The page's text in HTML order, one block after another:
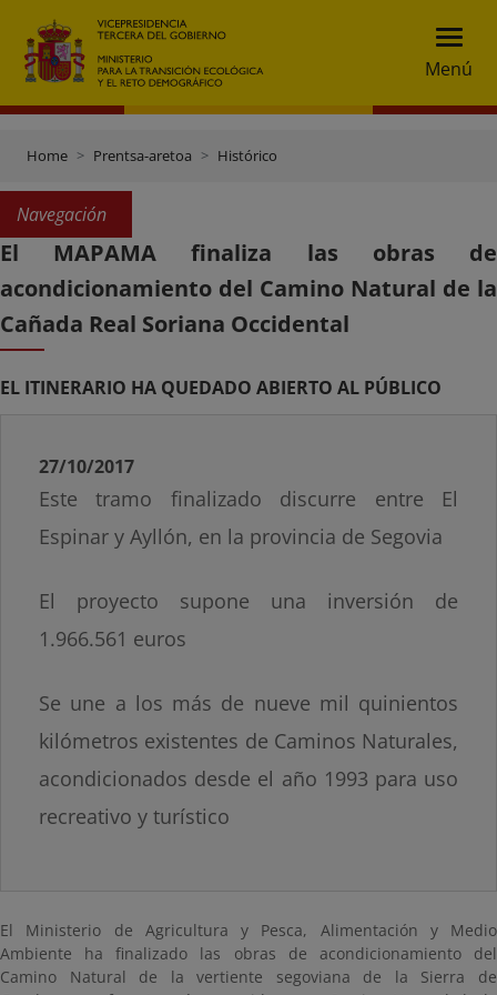
Menú
Home Prentsa-aretoa Histórico
Navegación
El MAPAMA finaliza las obras de
acondicionamiento del Camino Natural de la
Cañada Real Soriana Occidental
EL ITINERARIO HA QUEDADO ABIERTO AL PÚBLICO
27/10/2017
Este tramo finalizado discurre entre El
Espinar y Ayllón, en la provincia de Segovia
El proyecto supone una inversión de
1.966.561 euros
Se une a los más de nueve mil quinientos
kilómetros existentes de Caminos Naturales,
acondicionados desde el año 1993 para uso
recreativo y turístico
El Ministerio de Agricultura y Pesca, Alimentación y Medio
Ambiente ha finalizado las obras de acondicionamiento del
Camino Natural de la vertiente segoviana de la Sierra de